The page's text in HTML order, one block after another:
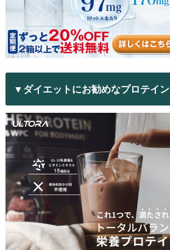
▼ダイエットにお勧めなプロテイン